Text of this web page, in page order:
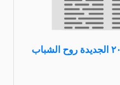
جي ام سي يوكن ٢٠٢٥ الجديدة روح الشباب